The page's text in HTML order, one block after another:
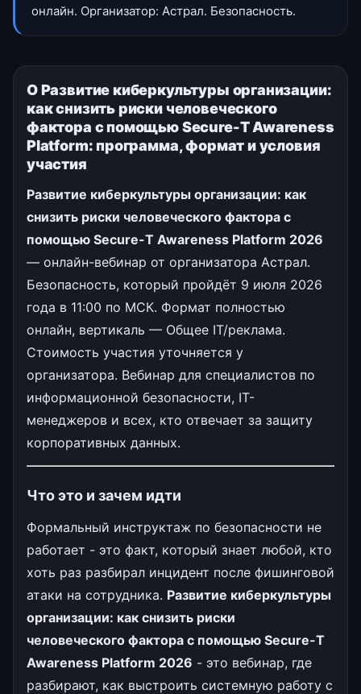
онлайн. Организатор: Астрал. Безопасность.
О Развитие киберкультуры организации:
как снизить риски человеческого
фактора с помощью Secure-T Awareness
Platform: программа, формат и условия
участия
Развитие киберкультуры организации: как
снизить риски человеческого фактора с
помощью Secure-T Awareness Platform 2026
— онлайн-вебинар от организатора Астрал.
Безопасность, который пройдёт 9 июля 2026
года в 11:00 по МСК. Формат полностью
онлайн, вертикаль — Общее IT/реклама.
Стоимость участия уточняется у
организатора. Вебинар для специалистов по
информационной безопасности, IT-
менеджеров и всех, кто отвечает за защиту
корпоративных данных.
Что это и зачем идти
Формальный инструктаж по безопасности не
работает - это факт, который знает любой, кто
хоть раз разбирал инцидент после фишинговой
атаки на сотрудника. Развитие киберкультуры
организации: как снизить риски
человеческого фактора с помощью Secure-T
Awareness Platform 2026 - это вебинар, где
разбирают, как выстроить системную работу с